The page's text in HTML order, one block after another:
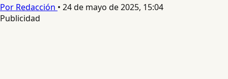
Por Redacción • 24 de mayo de 2025, 15:04
Publicidad